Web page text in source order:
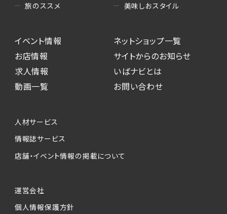
旅のススメ
美味しおスタイル
イベント情報
お店情報
求人情報
動画一覧
ネットショップ一覧
サイトからのお知らせ
いばナビとは
お問い合わせ
人材サービス
情報誌サービス
店舗・イベント情報の掲載について
運営会社
個人情報保護方針